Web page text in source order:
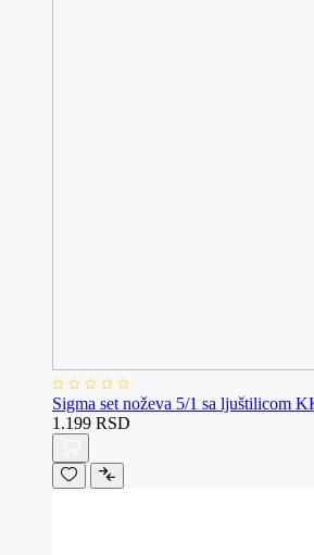
Sigma set noževa 5/1 sa ljuštilicom
1.199 RSD